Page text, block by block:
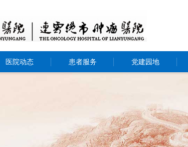
医院动态 患者服务 党建园地